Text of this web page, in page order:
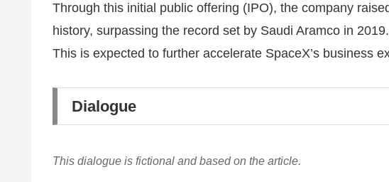
Through this initial public offering (IPO), the company
history, surpassing the record set by Saudi Aramco in
This is expected to further accelerate SpaceX’s business
Dialogue
This dialogue is fictional and based on the article.